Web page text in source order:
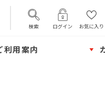
検索 ログイン お気に入り
利用案内